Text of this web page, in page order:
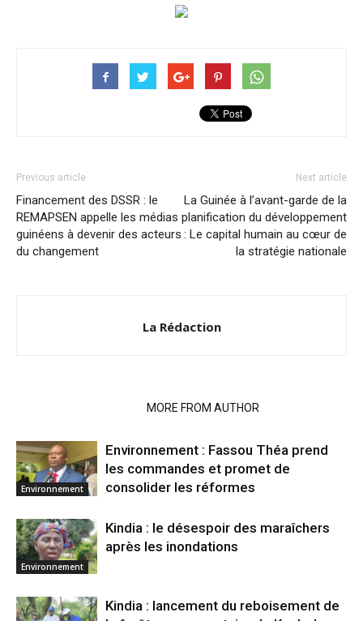
Previous article
Financement des DSSR : le
REMAPSEN appelle les médias
guinéens à devenir des acteurs
du changement
Next article
La Guinée à l’avant-garde de la
planification du développement
: Le capital humain au cœur de
la stratégie nationale
La Rédaction
MORE FROM AUTHOR
Environnement
Environnement : Fassou Théa prend
les commandes et promet de
consolider les réformes
Environnement
Kindia : le désespoir des maraîchers
après les inondations
Kindia : lancement du reboisement de